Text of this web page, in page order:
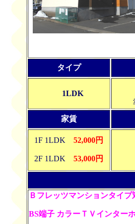
タイプ
1LDK
家賃
1F 1LDK 52,000円
2F 1LDK 53,000円
Ｂフレッツマンションタイ
BS端子 カラーＴＶインター